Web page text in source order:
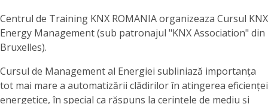
Centrul de Training KNX ROMANIA organizeaza Cursul KNX
Energy Management (sub patronajul "KNX Association" din
Bruxelles).
Cursul de Management al Energiei subliniază importanța
tot mai mare a automatizării clădirilor în atingerea eficienței
energetice, în special ca răspuns la cerințele de mediu și